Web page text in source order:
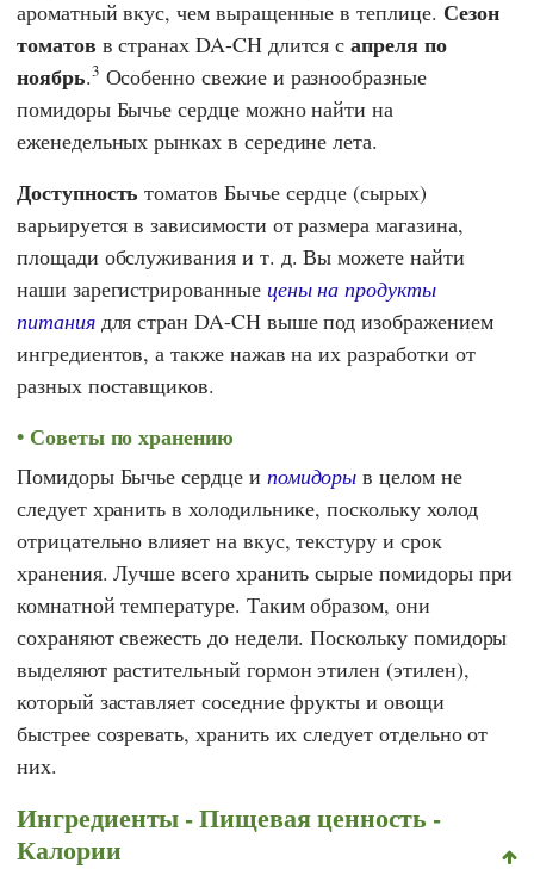
ароматный вкус, чем выращенные в теплице. Сезон
томатов в странах DA-CH длится сапреля по
ноябрь.3 Особенно свежие и разнообразные
помидоры Бычье сердце можно найти на
еженедельных рынках в середине лета.
Доступность томатов Бычье сердце (сырых)
варьируется в зависимости от размера магазина,
площади обслуживания и т. д. Вы можете найти
наши зарегистрированные цены на продукты
питаниядля стран DA-CH выше под изображением
ингредиентов, а также нажав на их разработки от
разных поставщиков.
Советы по хранению
Помидоры Бычье сердце и помидоры в целом не
следует хранить в холодильнике, поскольку холод
отрицательно влияет на вкус, текстуру и срок
хранения. Лучше всего хранить сырые помидоры при
комнатной температуре. Таким образом, они
сохраняют свежесть до недели. Поскольку помидоры
выделяют растительный гормон этилен (этилен),
который заставляет соседние фрукты и овощи
быстрее созревать, хранить их следует отдельно от
них.
Ингредиенты - Пищевая ценность -
Калории